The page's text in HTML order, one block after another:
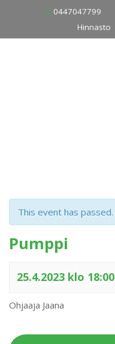
content
0447047799
Hinnasto
This event has passed.
Pumppi
25.4.2023 klo 18:00
Ohjaaja Jaana